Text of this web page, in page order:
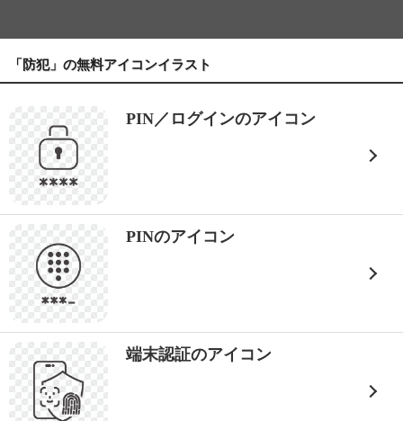
「防犯」の無料アイコンイラスト
PIN／ログインのアイコン
PINのアイコン
端末認証のアイコン